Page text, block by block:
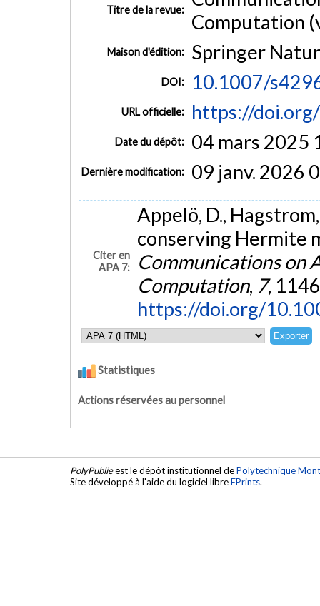
Titre de la revue:
Computation
Maison d'édition: Springer
DOI: 10.1007/
URL officielle: https://
Date du dépôt: 04 mars 2025
Dernière modification: 09 janv. 2026
Citer en
APA 7:
Appelö, D.,
conserving Hermite
Communications on
Computation, 7,
https://doi.org/
Statistiques
Actions réservées au personnel
PolyPublieest le dépôt institutionnel dePolytechnique
Site développé à l'aide du logiciel libreEPrints.